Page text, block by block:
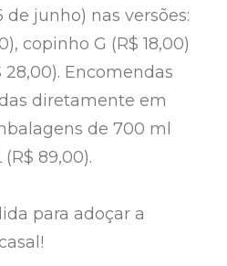
de junho) nas versões:
copinho G (R$ 18,00)
Encomendas
diretamente em
de 700 ml
(R$ 89,00).
para adoçar a